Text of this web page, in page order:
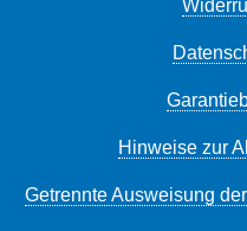
Hinweise zur
Getrennte Ausweisung